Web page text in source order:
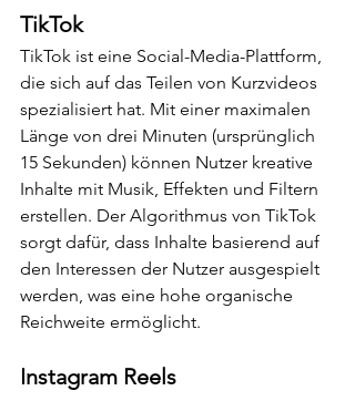
TikTok
TikTok ist eine Social-Media-Plattform,
die sich auf das Teilen von Kurzvideos
spezialisiert hat. Mit einer maximalen
Länge von drei Minuten (ursprünglich
15 Sekunden) können Nutzer kreative
Inhalte mit Musik, Effekten und Filtern
erstellen. Der Algorithmus von TikTok
sorgt dafür, dass Inhalte basierend auf
den Interessen der Nutzer ausgespielt
werden, was eine hohe organische
Reichweite ermöglicht.
Instagram Reels